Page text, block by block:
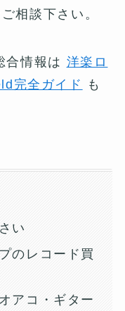
相談下さい。
合情報は 洋楽ロ
完全ガイド
も
い
のレコード買
アコ・ギター